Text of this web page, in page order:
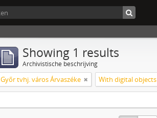
Showing 1 results
Archivistische beschrijving
Győr tvhj. város Árvaszéke With digital objects